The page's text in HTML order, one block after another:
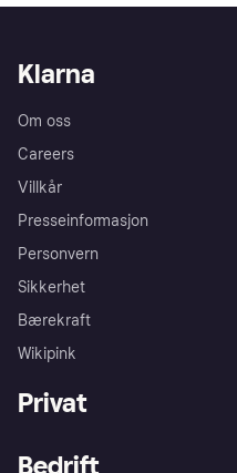
Klarna
Om oss
Careers
Villkår
Presseinformasjon
Personvern
Sikkerhet
Bærekraft
Wikipink
Privat
Bedrift